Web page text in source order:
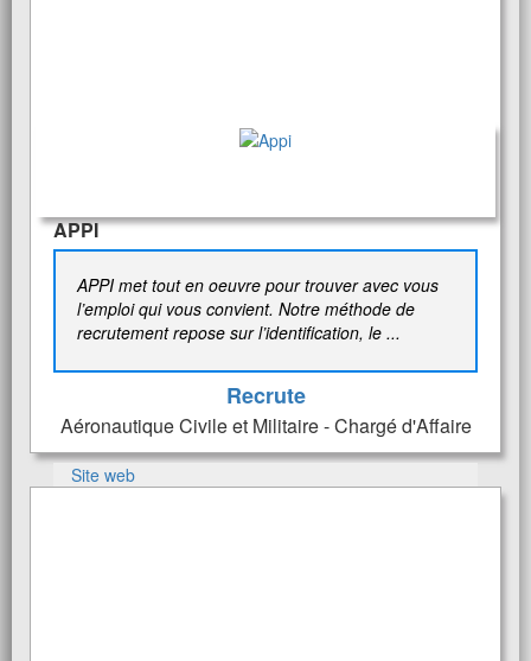
APPI
APPI met tout en oeuvre pour trouver avec vous
l’emploi qui vous convient. Notre méthode de
recrutement repose sur l’identification, le ...
Recrute
Aéronautique Civile et Militaire - Chargé d'Affaire
Site web